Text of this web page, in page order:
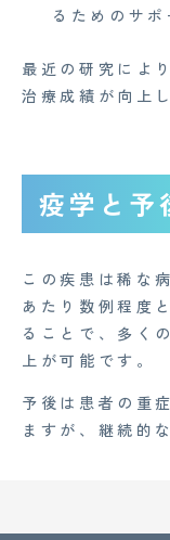
るためのサポ
最近の研究によ
治療成績が向上
疫学と予
この疾患は稀な
あたり数例程度
ることで、多く
上が可能です。
予後は患者の重
ますが、継続的